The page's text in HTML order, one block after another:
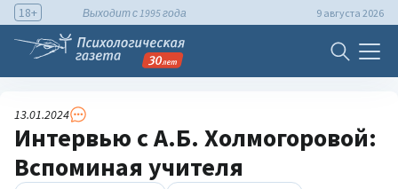
18+ Выходит с 1995 года 9 августа 2026
13.01.2024
Интервью с А.Б. Холмогоровой:
Вспоминая учителя